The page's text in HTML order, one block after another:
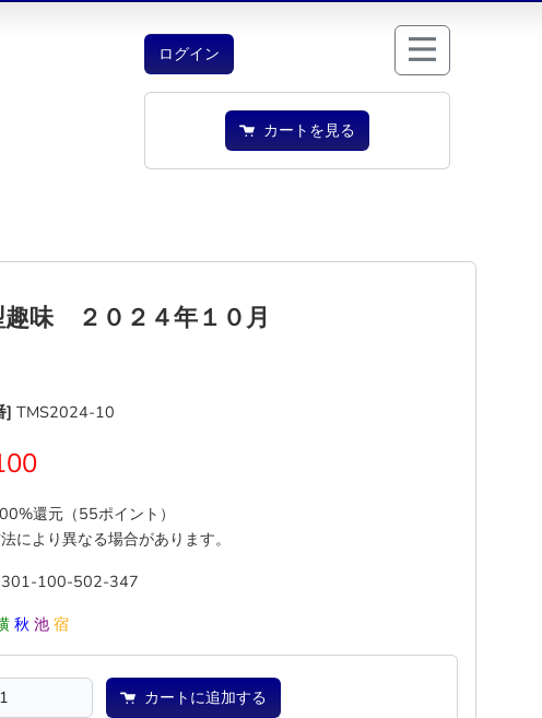
ログイン
カートを見る
趣味 ２０２４年１０月
] TMS2024-10
還元（55ポイント）
により異なる場合があります。
301-100-502-347
秋 池 宿
カートに追加する